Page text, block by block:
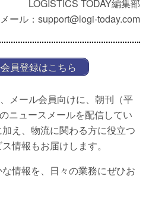
LOGISTICS TODAY編集部
メール：support@logi-today.com
員登録はこちら
メール会員向けに、朝刊（平
ニュースメールを配信してい
え、物流に関わる方に役立つ
情報もお届けします。
情報を、日々の業務にぜひお